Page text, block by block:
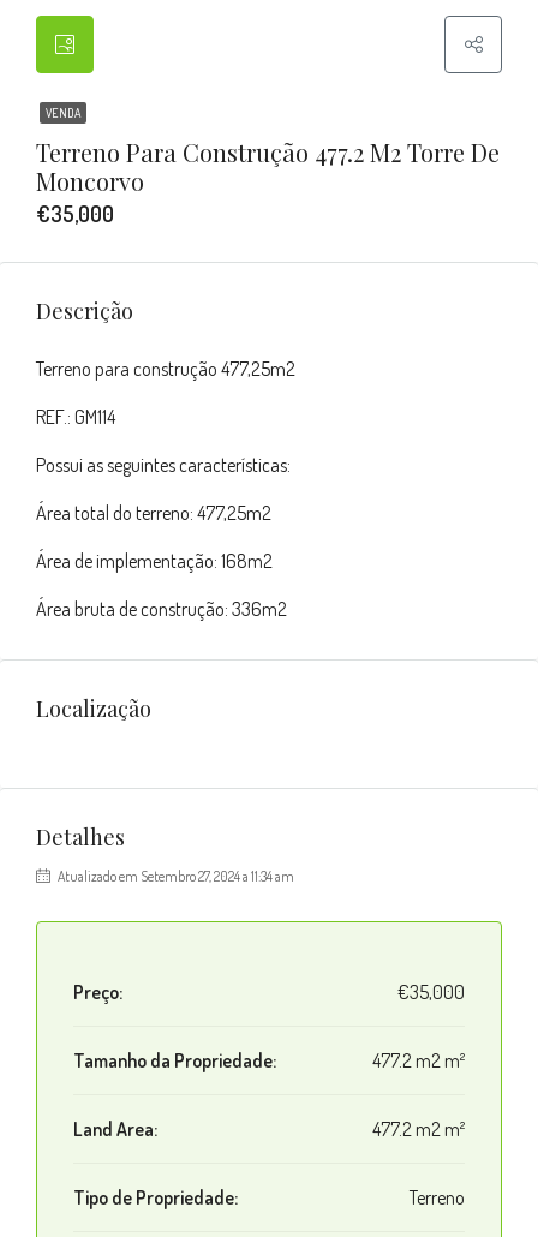
VENDA
Terreno Para Construção 477.2 M2 Torre De
Moncorvo
€35,000
Descrição
Terreno para construção 477,25m2
REF.: GM114
Possui as seguintes características:
Área total do terreno: 477,25m2
Área de implementação: 168m2
Área bruta de construção: 336m2
Localização
Detalhes
Atualizado em Setembro 27, 2024 a 11:34 am
Preço: €35,000
Tamanho da Propriedade: 477.2 m2 m²
Land Area: 477.2 m2 m²
Tipo de Propriedade: Terreno